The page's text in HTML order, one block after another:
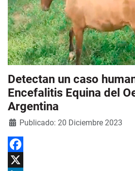
Detectan un caso
Encefalitis Equina del
Argentina
Detalles
Publicado: 20 Diciembre 2023
Facebook